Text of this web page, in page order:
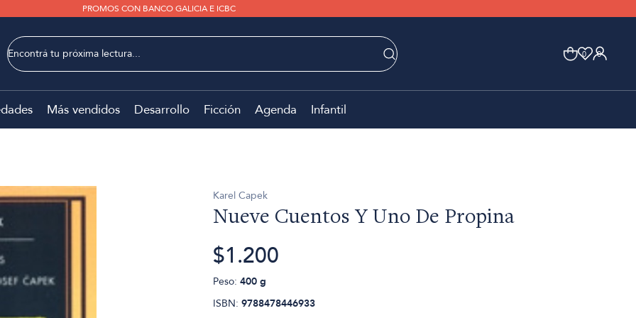
PROMOS CON BANCO GALICIA E ICBC
0 0
Más vendidos Desarrollo Ficción Agenda Infantil
Karel Capek
Nueve Cuentos Y Uno De Propina
$1.200
Peso: 400 g
ISBN: 9788478446933